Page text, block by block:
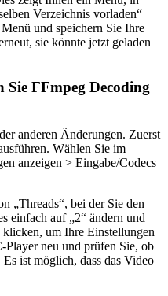
Verzeichnis vorladen“
und speichern Sie Ihre
sie könnte jetzt geladen
FFmpeg Decoding
anderen Änderungen. Zuerst
Wählen Sie im
anzeigen > Eingabe/Codecs
„Threads“, bei der Sie den
einfach auf „2“ ändern und
um Ihre Einstellungen
neu und prüfen Sie, ob
ist möglich, dass das Video